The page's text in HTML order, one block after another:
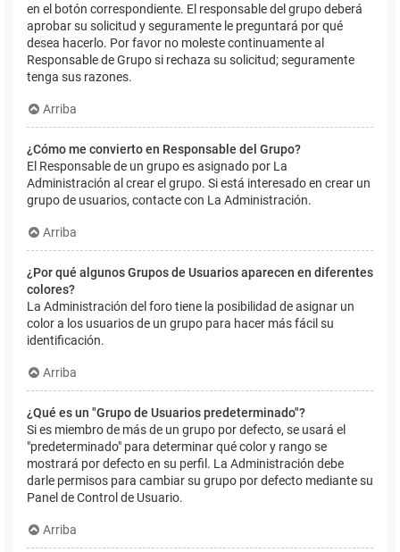
en el botón correspondiente. El responsable del grupo deberá
aprobar su solicitud y seguramente le preguntará por qué
desea hacerlo. Por favor no moleste continuamente al
Responsable de Grupo si rechaza su solicitud; seguramente
tenga sus razones.
Arriba
¿Cómo me convierto en Responsable del Grupo?
El Responsable de un grupo es asignado por La
Administración al crear el grupo. Si está interesado en crear un
grupo de usuarios, contacte con La Administración.
Arriba
¿Por qué algunos Grupos de Usuarios aparecen en diferentes
colores?
La Administración del foro tiene la posibilidad de asignar un
color a los usuarios de un grupo para hacer más fácil su
identificación.
Arriba
¿Qué es un "Grupo de Usuarios predeterminado"?
Si es miembro de más de un grupo por defecto, se usará el
"predeterminado" para determinar qué color y rango se
mostrará por defecto en su perfil. La Administración debe
darle permisos para cambiar su grupo por defecto mediante su
Panel de Control de Usuario.
Arriba